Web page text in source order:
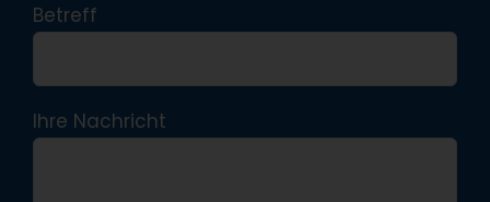
Betreff
Ihre Nachricht